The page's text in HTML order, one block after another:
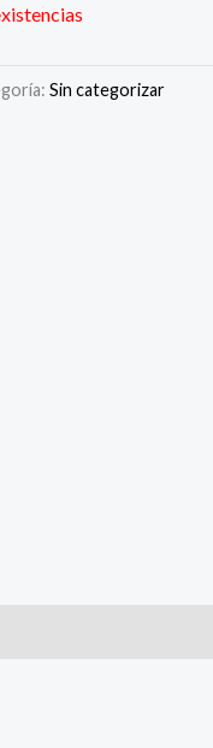
Sin categorizar